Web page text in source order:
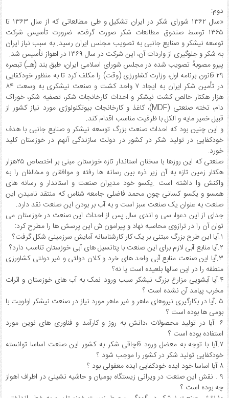
دوم:
«سال ۱۳۶۲ شورای شکر در ایران تشکیل و طی مطالعاتی که از سال ۱۳۶۳ تا
۱۳۶۵ توسط صندوق مطالعات شکر صورت گرفت، ضرورت تأسیس شرکت
توسعه نیشکر و صنایع جانبی به تصویب مجلس ایران رسید. به سبب نیاز ایران
به شکر و جلوگیری از واردات آن، این شرکت در سال ۱۳۶۹ در اهواز تأسیس شد.
پیرو مصوبهٔ تصویب شده در مجلس شورای اسلامی ایران، طبق بند (هـ) تبصره
۲۹ قانون برنامه اول، وزارت کشاورزی (وقت) را مکلف کرد تا به منظور خودکفایی
در تأمین شکر ایران به ایجاد ۷ واحد کشت و صنعت نیشکری به وسعت ۸۴
هزار هکتار خالص کشت نیشکر و احداث کارخانجات شکر، تصفیه شکر، خوراک
دام، تخته صنعتی (MDF)، کاغذ و کارخانجات بیوتکنولوژی مورد نیاز کشور از
قبیل خمیر مایه و الکل با ظرفیت مناسب اقدام کند.
و این چنین بود که احداث صنعت بزرگ توسعه نیشکر و صنایع جانبی با هدف
خودکفایی در تولید شکر در کشور در دولت سازندگی آنهم در خوزستان کلید
خورد‌.
صنعتی که این روزها با سخنان استاندار تازه خوزستان مبنی بر اختصاص ۲۵هزار
هکتار زمین تازه به آن زیر ذره بین رسانه ها رفته و موافقان و مخالفان را به
واکنش وا داشته است ‌‌.یکسو خود مدیران صنعت و استاندار و رسانه های
همسو و یکسو کسانی چون محمد فاضلی جامعه شناس که منتقد نامیدن این
صنعت به عنوان یک صنعت سبز است و به آب بر بودن این صنعت نقد دارد‌‌.
جدای از این دعوا، سی و اندی سال پس از احداث این صنعت در خوزستان می
توان آن را در ترازوی محاسبه نهاد و پیرامون ش این پرسش ها را مطرح کرد:
۱.آیا این طرح بزرگ مبتنی بر یک کار کارشناسانه آمایش سرزمینی شکل گرفت؟
۲.آیا منابع آبی لازم برای این صنعت با پتانسیل های آبی خوزستان تناسب دارد؟
۳.آیا این صنعت منابع آبی واحد های خرد و کلان دولتی و غیر دولتی کشاورزی
منطقه را در این سالها بلعیده است یا نه؟
۴.آیا آبشویی مزارع بزرگ نیشکر سبب ورود نمک به آب های خوزستان و اثرات
مخرب پیامد آن نشده است ؟
۵ .آیا در بکارگیری نیروهای ماهر و غیر ماهر مورد نیاز در صنعت نیشکر اولویت با
بومی ها بوده است ؟
۶ .آیا در تولید محصولات ،دانش به روز و کارآمد و فناوری های نوین مورد
استفاده بوده است ؟
۷.آیا با توجه به معضل ورود قاچاقی شکر به کشور این صنعت اساسا توانسته
خودکفایی تولید شکر در کشور را موجب شود ؟
۸.آیا اساسا خود ایده خودکفایی ایده معقولی بود ؟
۹ . نقش این صنعت در ویرانی زیستگاه بومیان و حاشیه نشینی در اطراف اهواز
چه بوده است ؟